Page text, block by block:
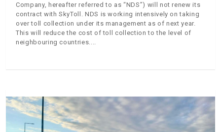
Company, hereafter referred to as “NDS”) will not renew its
contract with SkyToll. NDS is working intensively on taking
over toll collection under its management as of next year.
This will reduce the cost of toll collection to the level of
neighbouring countries.